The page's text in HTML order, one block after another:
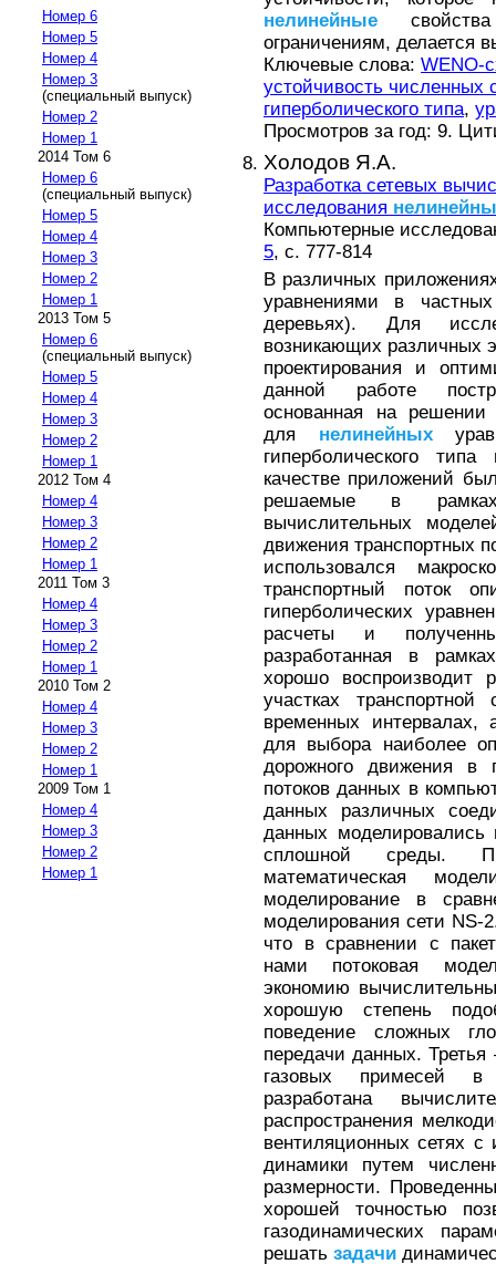
Номер 6
Номер 5
Номер 4
Номер 3
(специальный выпуск)
Номер 2
Номер 1
2014 Том 6
Номер 6
(специальный выпуск)
Номер 5
Номер 4
Номер 3
Номер 2
Номер 1
2013 Том 5
Номер 6
(специальный выпуск)
Номер 5
Номер 4
Номер 3
Номер 2
Номер 1
2012 Том 4
Номер 4
Номер 3
Номер 2
Номер 1
2011 Том 3
Номер 4
Номер 3
Номер 2
Номер 1
2010 Том 2
Номер 4
Номер 3
Номер 2
Номер 1
2009 Том 1
Номер 4
Номер 3
Номер 2
Номер 1
нелинейные
ограничениям, делается
Ключевые слова: WENO-
устойчивость численных
гиперболического типа,
Просмотров за год: 9.
Холодов Я.А.
Разработка сетевых
исследования
Компьютерные
5, с. 777-814
В различных
уравнениями в
деревьях). Для
возникающих различных
проектирования и
данной работе
основанная на
для нелинейных
гиперболического
качестве приложений
решаемые в
вычислительных
движения транспортных
использовался
транспортный поток
гиперболических
расчеты и
разработанная в
хорошо воспроизводит
участках
временных интервалах,
для выбора наиболее
дорожного движения в
потоков данных в
данных различных
данных
сплошной среды.
математическая
моделирование в
моделирования сети NS-
что в сравнении с
нами потоковая
экономию
хорошую степень
поведение сложных
передачи данных.
газовых примесей в
разработана
распространения
вентиляционных сетях с
динамики путем
размерности.
хорошей точностью
газодинамических
решать задачи